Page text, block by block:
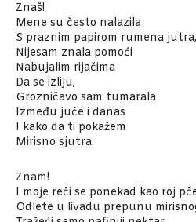
Znaš!
Mene su često nalazila
S praznim papirom rumena jutra,
Nijesam znala pomoći
Nabujalim rijačima
Da se izliju,
Grozničavo sam tumarala
Između juče i danas
I kako da ti pokažem
Mirisno sjutra.
Znam!
I moje reči se ponekad kao roj
Odlete u livadu prepunu